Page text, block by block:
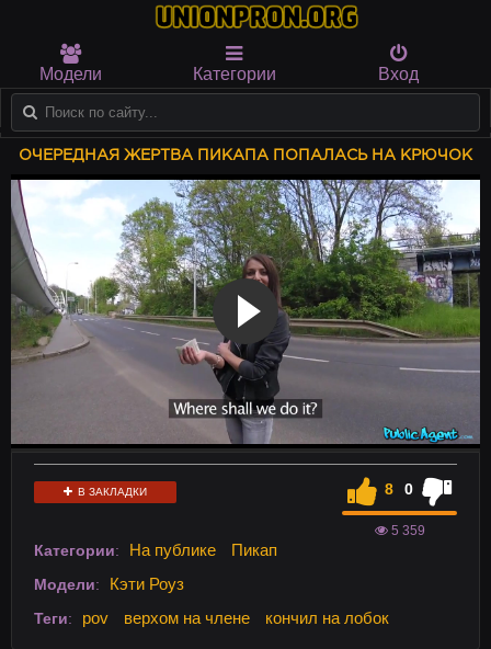
Модели Категории Вход
ОЧЕРЕДНАЯ ЖЕРТВА ПИКАПА ПОПАЛАСЬ НА КРЮЧОК
В ЗАКЛАДКИ 8 0
5 359
Категории: На публике Пикап
Модели: Кэти Роуз
Теги: pov верхом на члене кончил на лобок